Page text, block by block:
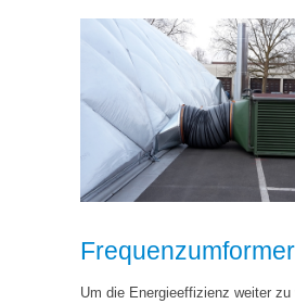
Frequenzumformer
Um die Energieeffizienz weiter zu